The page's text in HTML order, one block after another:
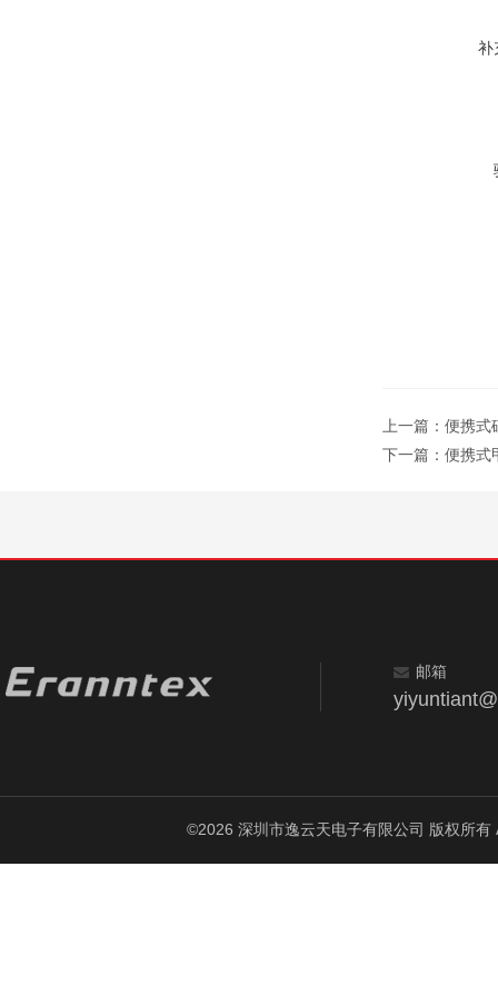
补
上一篇： 便携式
下一篇： 便携式
邮箱
©2026 深圳市逸云天电子有限公司 版权所有